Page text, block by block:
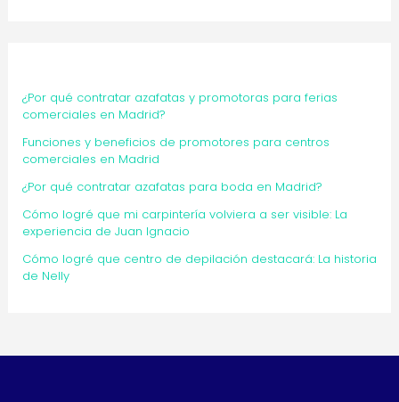
¿Por qué contratar azafatas y promotoras para ferias
comerciales en Madrid?
Funciones y beneficios de promotores para centros
comerciales en Madrid
¿Por qué contratar azafatas para boda en Madrid?
Cómo logré que mi carpintería volviera a ser visible: La
experiencia de Juan Ignacio
Cómo logré que centro de depilación destacará: La historia
de Nelly